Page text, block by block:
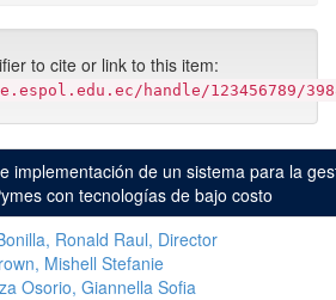
to cite or link to this item:
handle/123456789/
implementación de un sistema para la
con tecnologías de bajo costo
Ronald Raul, Director
Mishell Stefanie
Osorio, Giannella Sofia